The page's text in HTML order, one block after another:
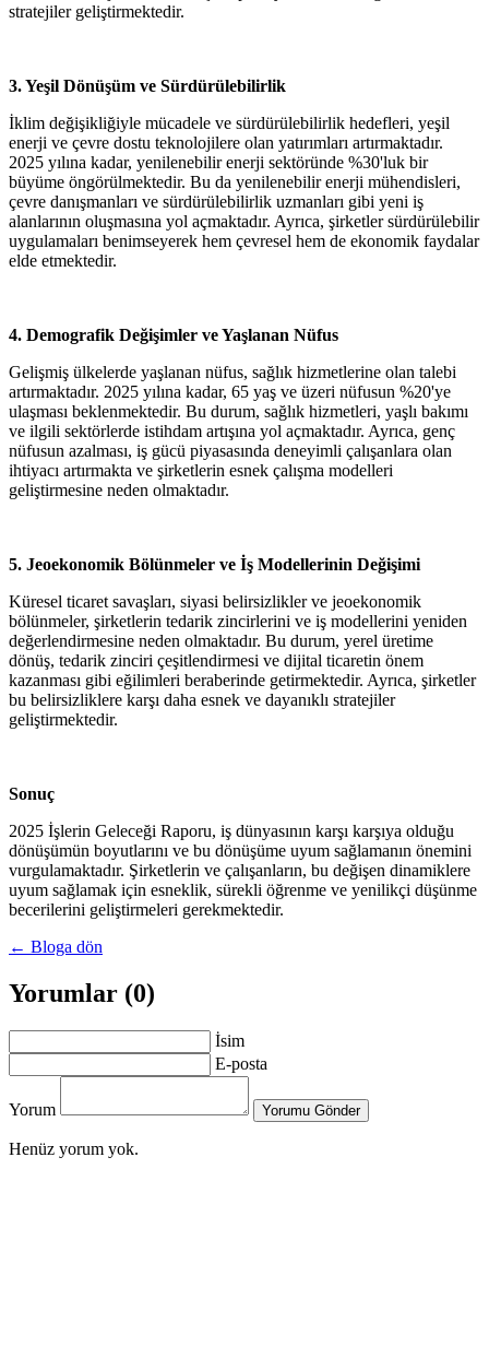
stratejiler geliştirmektedir.​
3. Yeşil Dönüşüm ve Sürdürülebilirlik
İklim değişikliğiyle mücadele ve sürdürülebilirlik hedefleri, yeşil
enerji ve çevre dostu teknolojilere olan yatırımları artırmaktadır.
2025 yılına kadar, yenilenebilir enerji sektöründe %30'luk bir
büyüme öngörülmektedir. Bu da yenilenebilir enerji mühendisleri,
çevre danışmanları ve sürdürülebilirlik uzmanları gibi yeni iş
alanlarının oluşmasına yol açmaktadır. Ayrıca, şirketler sürdürülebilir
uygulamaları benimseyerek hem çevresel hem de ekonomik faydalar
elde etmektedir.​
4. Demografik Değişimler ve Yaşlanan Nüfus
Gelişmiş ülkelerde yaşlanan nüfus, sağlık hizmetlerine olan talebi
artırmaktadır. 2025 yılına kadar, 65 yaş ve üzeri nüfusun %20'ye
ulaşması beklenmektedir. Bu durum, sağlık hizmetleri, yaşlı bakımı
ve ilgili sektörlerde istihdam artışına yol açmaktadır. Ayrıca, genç
nüfusun azalması, iş gücü piyasasında deneyimli çalışanlara olan
ihtiyacı artırmakta ve şirketlerin esnek çalışma modelleri
geliştirmesine neden olmaktadır.​
5. Jeoekonomik Bölünmeler ve İş Modellerinin Değişimi
Küresel ticaret savaşları, siyasi belirsizlikler ve jeoekonomik
bölünmeler, şirketlerin tedarik zincirlerini ve iş modellerini yeniden
değerlendirmesine neden olmaktadır. Bu durum, yerel üretime
dönüş, tedarik zinciri çeşitlendirmesi ve dijital ticaretin önem
kazanması gibi eğilimleri beraberinde getirmektedir. Ayrıca, şirketler
bu belirsizliklere karşı daha esnek ve dayanıklı stratejiler
geliştirmektedir.​
Sonuç
2025 İşlerin Geleceği Raporu, iş dünyasının karşı karşıya olduğu
dönüşümün boyutlarını ve bu dönüşüme uyum sağlamanın önemini
vurgulamaktadır. Şirketlerin ve çalışanların, bu değişen dinamiklere
uyum sağlamak için esneklik, sürekli öğrenme ve yenilikçi düşünme
becerilerini geliştirmeleri gerekmektedir.
← Bloga dön
Yorumlar (0)
İsim
E-posta
Yorum Yorumu Gönder
Henüz yorum yok.